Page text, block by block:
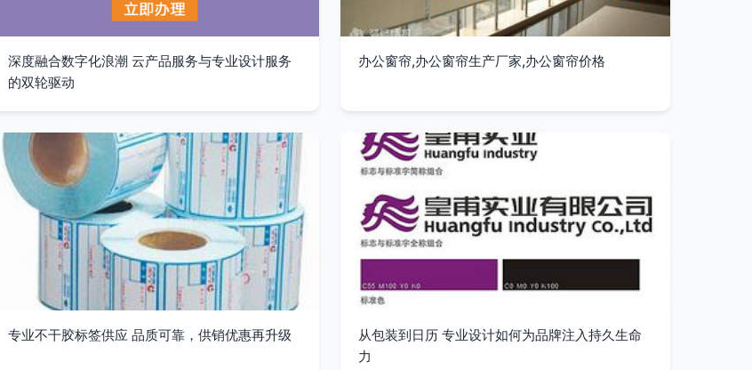
深度融合数字化浪潮 云产品服务与专业设计服务
的双轮驱动
办公窗帘,办公窗帘生产厂家,办公窗帘价格
专业不干胶标签供应 品质可靠，供销优惠再升级
从包装到日历 专业设计如何为品牌注入持久生命
力